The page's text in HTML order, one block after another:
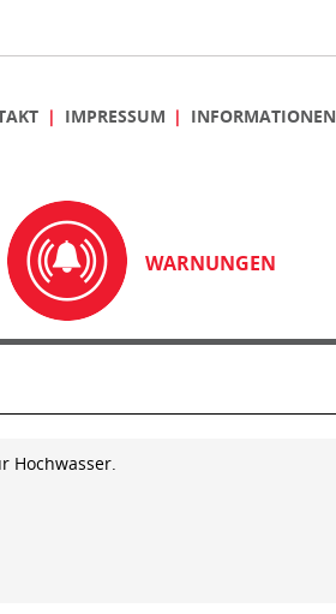
IMPRESSUM INFORMATIONEN
WARNUNGEN
Hochwasser.